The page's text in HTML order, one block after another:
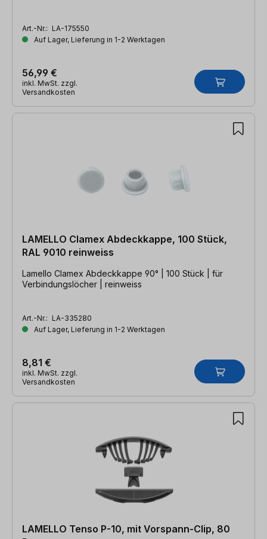
Art.-Nr.: LA-175550
Auf Lager, Lieferung in 1-2 Werktagen
56,99 €
inkl. MwSt. zzgl.
Versandkosten
LAMELLO Clamex Abdeckkappe, 100 Stück,
RAL 9010 reinweiss
Lamello Clamex Abdeckkappe 90° | 100 Stück | für
Verbindungslöcher | reinweiss
Art.-Nr.: LA-335280
Auf Lager, Lieferung in 1-2 Werktagen
8,81 €
inkl. MwSt. zzgl.
Versandkosten
LAMELLO Tenso P-10, mit Vorspann-Clip, 80